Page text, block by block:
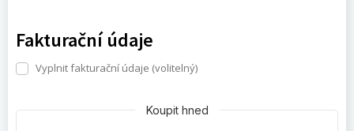
Fakturační údaje
Vyplnit fakturační údaje (volitelný)
Koupit hned